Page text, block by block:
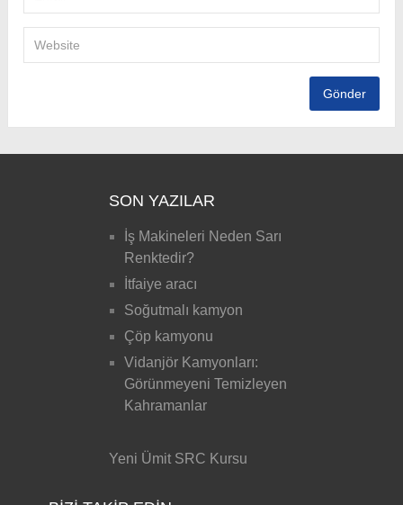
SON YAZILAR
İş Makineleri Neden Sarı
Renktedir?
İtfaiye aracı
Soğutmalı kamyon
Çöp kamyonu
Vidanjör Kamyonları:
Görünmeyeni Temizleyen
Kahramanlar
Yeni Ümit SRC Kursu